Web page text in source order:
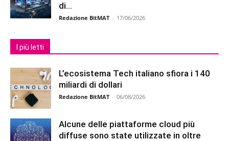
di...
Redazione BitMAT - 17/06/2026
I più letti
L’ecosistema Tech italiano sfiora i 140
miliardi di dollari
Redazione BitMAT - 06/08/2026
Alcune delle piattaforme cloud più
diffuse sono state utilizzate in oltre